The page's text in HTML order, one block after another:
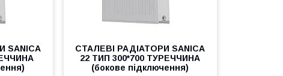
SANICA
СТАЛЕВІ РАДІАТОРИ SANICA
22 ТИП 300*700 ТУРЕЧЧИНА
(бокове підключення)